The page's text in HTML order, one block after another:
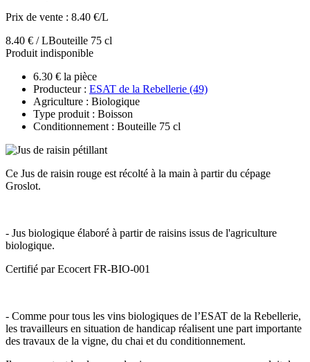
Prix de vente : 8.40 €/L
8.40 € / LBouteille 75 cl
Produit indisponible
6.30 € la pièce
Producteur : ESAT de la Rebellerie (49)
Agriculture : Biologique
Type produit : Boisson
Conditionnement : Bouteille 75 cl
Ce Jus de raisin rouge est récolté à la main à partir du cépage
Groslot.
- Jus biologique élaboré à partir de raisins issus de l'agriculture
biologique.
Certifié par Ecocert FR-BIO-001
- Comme pour tous les vins biologiques de l’ESAT de la Rebellerie,
les travailleurs en situation de handicap réalisent une part importante
des travaux de la vigne, du chai et du conditionnement.